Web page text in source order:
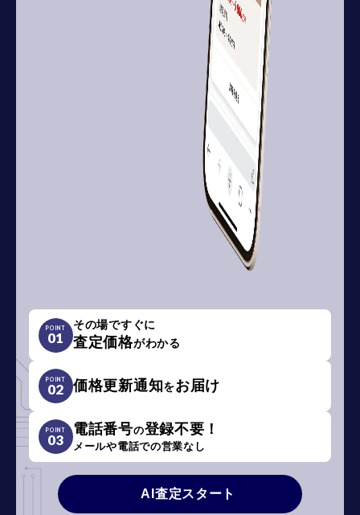
POINT
01
その場ですぐに
査定価格がわかる
POINT
02 価格更新通知をお届け
POINT
03
電話番号の登録不要！
メールや電話での営業なし
AI査定スタート